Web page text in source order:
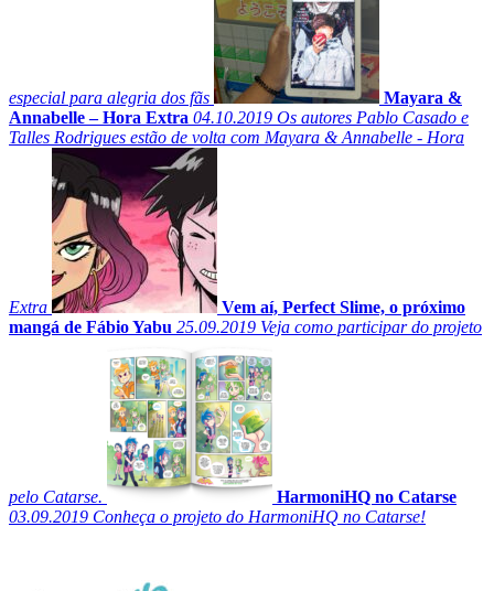
especial para alegria dos fãs
Mayara &
Annabelle – Hora Extra 04.10.2019 Os autores Pablo Casado e
Talles Rodrigues estão de volta com Mayara & Annabelle - Hora
Extra
Vem aí, Perfect Slime, o próximo
mangá de Fábio Yabu 25.09.2019 Veja como participar do projeto
pelo Catarse.
HarmoniHQ no Catarse
03.09.2019 Conheça o projeto do HarmoniHQ no Catarse!